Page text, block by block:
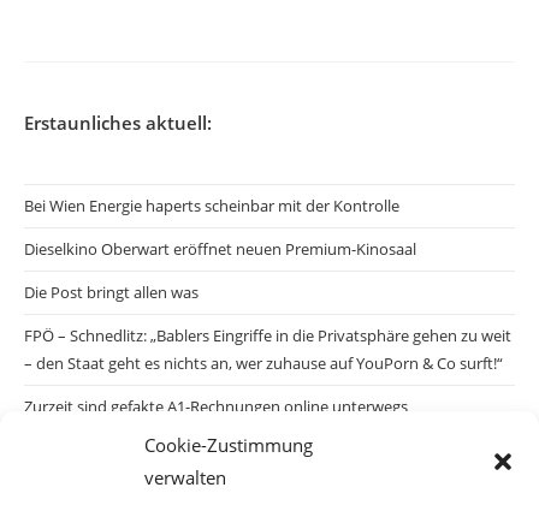
Cookie-Zustimmung
verwalten
Erstaunliches aktuell:
Bei Wien Energie haperts scheinbar mit der Kontrolle
Dieselkino Oberwart eröffnet neuen Premium-Kinosaal
Die Post bringt allen was
FPÖ – Schnedlitz: „Bablers Eingriffe in die Privatsphäre gehen zu weit
– den Staat geht es nichts an, wer zuhause auf YouPorn & Co surft!“
Zurzeit sind gefakte A1-Rechnungen online unterwegs
Salzburgs Juden und ihre Sicherheit: „Erst nach einem Anschlag wäre
die Gefahr endlich konkret!“